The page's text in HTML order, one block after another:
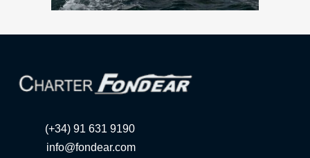
(+34) 91 631 9190
info@fondear.com